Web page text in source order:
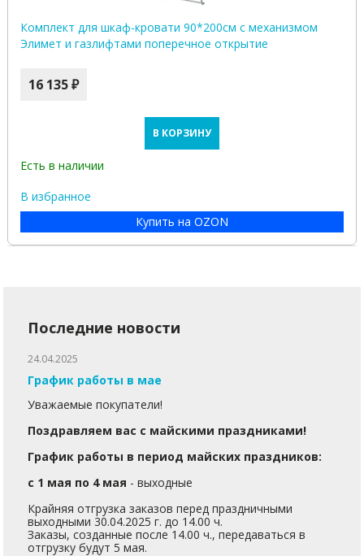
Комплект для шкаф-кровати 90*200см с механизмом
Элимет и газлифтами поперечное открытие
16 135 ₽
В КОРЗИНУ
Есть в наличии
В избранное
Купить на OZON
Последние новости
24.04.2025
График работы в мае
Уважаемые покупатели!
Поздравляем вас с майскими праздниками!
График работы в период майских праздников:
с 1 мая по 4 мая - выходные
Крайняя отгрузка заказов перед праздничными
выходными 30.04.2025 г. до 14.00 ч.
Заказы, созданные после 14.00 ч., передаваться в
отгрузку будут 5 мая.